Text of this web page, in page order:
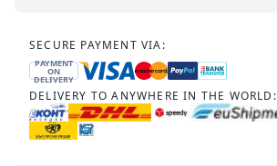
SECURE PAYMENT VIA:
PAYMENT
ON
DELIVERY
DELIVERY TO ANYWHERE IN THE WORLD: